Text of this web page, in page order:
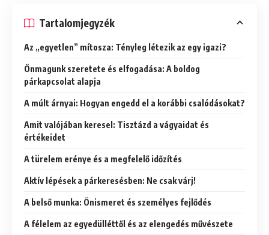
Tartalomjegyzék
Az „egyetlen” mítosza: Tényleg létezik az egy igazi?
Önmagunk szeretete és elfogadása: A boldog
párkapcsolat alapja
A múlt árnyai: Hogyan engedd el a korábbi csalódásokat?
Amit valójában keresel: Tisztázd a vágyaidat és
értékeidet
A türelem erénye és a megfelelő időzítés
Aktív lépések a párkeresésben: Ne csak várj!
A belső munka: Önismeret és személyes fejlődés
A félelem az egyedülléttől és az elengedés művészete